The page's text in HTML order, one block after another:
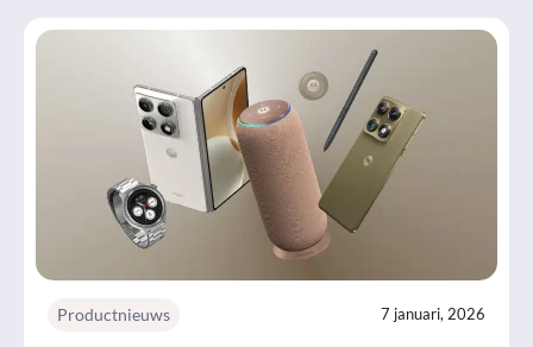
Productnieuws 7 januari, 2026